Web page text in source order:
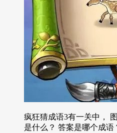
疯狂猜成语3有一关中，
是什么？ 答案是哪个成